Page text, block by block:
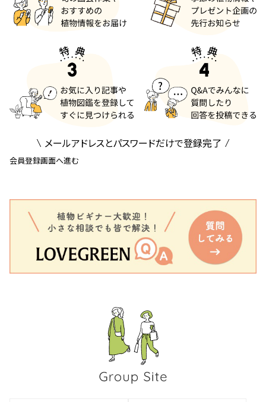
メールアドレスとパスワードだけで登録完了
会員登録画面へ進む